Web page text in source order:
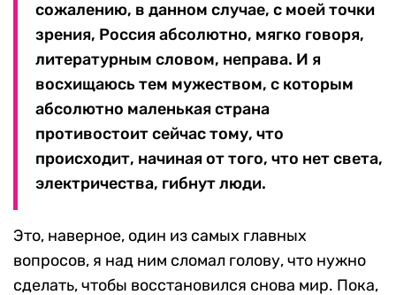
сожалению, в данном случае, с моей точки
зрения, Россия абсолютно, мягко говоря,
литературным словом, неправа. И я
восхищаюсь тем мужеством, с которым
абсолютно маленькая страна
противостоит сейчас тому, что
происходит, начиная от того, что нет света,
электричества, гибнут люди.
Это, наверное, один из самых главных
вопросов, я над ним сломал голову, что нужно
сделать, чтобы восстановился снова мир. Пока,